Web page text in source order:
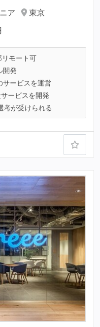
ア
東京
リモート可
開発
サービスを運営
ービスを開発
考が受けられる